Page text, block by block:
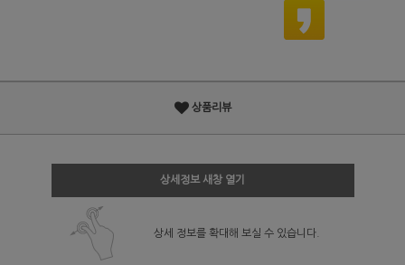
상품리뷰
상세정보 새창 열기
상세 정보를 확대해 보실 수 있습니다.